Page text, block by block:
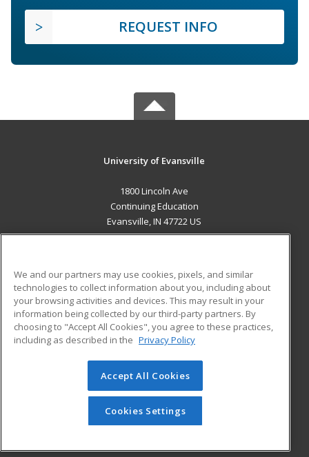
REQUEST INFO
University of Evansville
1800 Lincoln Ave
Continuing Education
Evansville, IN 47722 US
ADDITIONAL RESOURCES
Military
Financial Assistance
Help
Student Blog
© 2026 ed2go, a division of Cengage Learning. All rights
reserved. The material on this site cannot be reproduced or
redistributed unless you have obtained prior written
permission from Cengage Learning.Privacy Policy
We and our partners may use cookies, pixels, and similar
technologies to collect information about you, including about
your browsing activities and devices. This may result in your
information being collected by our third-party partners. By
choosing to "Accept All Cookies", you agree to these practices,
including as described in the Privacy Policy
Accept All Cookies
Cookies Settings